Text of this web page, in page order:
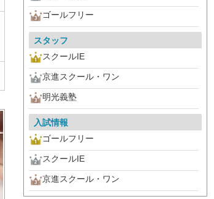
ゴールフリー
スタッフ
スクールIE
京進スクール・ワン
明光義塾
入試情報
ゴールフリー
スクールIE
京進スクール・ワン